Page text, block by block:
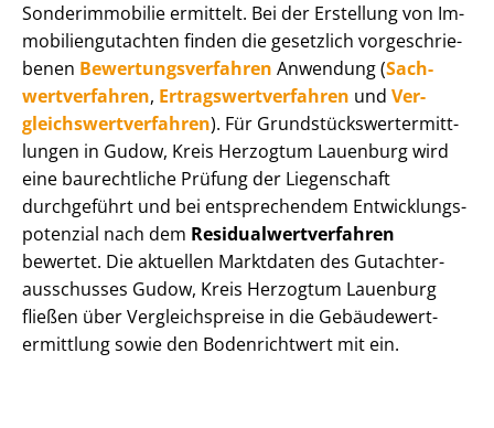
Sonderimmobilie ermittelt. Bei der Erstellung von Im­
mo­bi­li­en­gut­ach­ten finden die gesetzlich vor­ge­schrie­
be­nen Be­wer­tungs­ver­fah­ren Anwendung (Sach­
wert­ver­fah­ren, Er­trags­wert­ver­fah­ren und Ver­
gleichs­wert­ver­fah­ren). Für Grund­stücks­wert­ermitt­
lun­gen in Gudow, Kreis Herzogtum Lauenburg wird
eine baurechtliche Prüfung der Liegenschaft
durchgeführt und bei entsprechendem Ent­wick­lungs­
po­ten­zi­al nach dem Re­si­du­al­wert­ver­fah­ren
bewertet. Die aktuellen Marktdaten des Gut­ach­ter­
aus­schus­ses Gudow, Kreis Herzogtum Lauenburg
fließen über Ver­gleichs­prei­se in die Ge­bäu­de­wert­
ermitt­lung sowie den Bodenrichtwert mit ein.